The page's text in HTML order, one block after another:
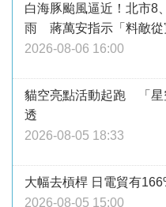
白海豚颱風逼近！北市8
雨 蔣萬安指示「料敵從
2026-08-06 16:00
貓空亮點活動起跑 「星
透
2026-08-05 18:33
大幅去槓桿 日電貿有
2026-08-05 15:00